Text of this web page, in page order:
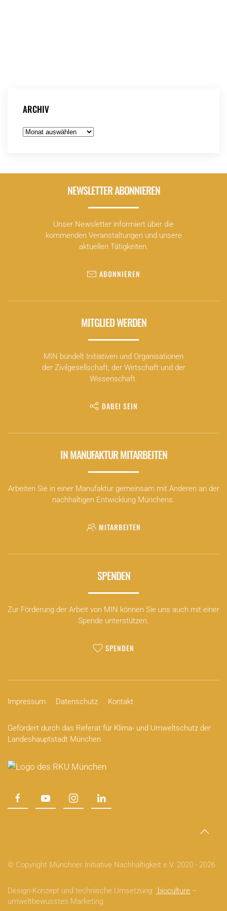
ARCHIV
Archiv
NEWSLETTER ABONNIEREN
Unser Newsletter informiert über die
kommenden Veranstaltungen und unsere
aktuellen Tätigkeiten.
ABONNIEREN
MITGLIED WERDEN
MIN bündelt Initiativen und Organisationen
der Zivilgesellschaft, der Wirtschaft und der
Wissenschaft.
DABEI SEIN
IN MANUFAKTUR MITARBEITEN
Arbeiten Sie in einer Manufaktur gemeinsam mit Anderen an der
nachhaltigen Entwicklung Münchens.
MITARBEITEN
SPENDEN
Zur Förderung der Arbeit von MIN können Sie uns auch mit einer
Spende unterstützen.
SPENDEN
Impressum Datenschutz Kontakt
Gefördert durch das Referat für Klima- und Umweltschutz der
Landeshauptstadt München
© Copyright Münchner Initiative Nachhaltigkeit e.V. 2020 - 2026
Design-Konzept und technische Umsetzung: bioculture –
umweltbewusstes Marketing